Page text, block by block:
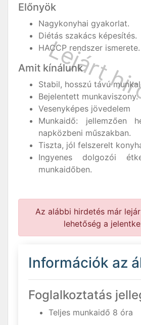
Előnyök
Nagykonyhai gyakorlat.
Diétás szakács képesítés.
HACCP rendszer ismerete.
Amit kínálunk
Stabil, hosszú távú
Bejelentett munkaviszony.
Vesenyképes jövedelem
Munkaidő: jellemzően
napközbeni műszakban.
Tiszta, jól felszerelt
Ingyenes dolgozói
munkaidőben.
Az alábbi hirdetés már
lehetőség a
Információk az
Foglalkoztatás
Teljes munkaidő 8 óra